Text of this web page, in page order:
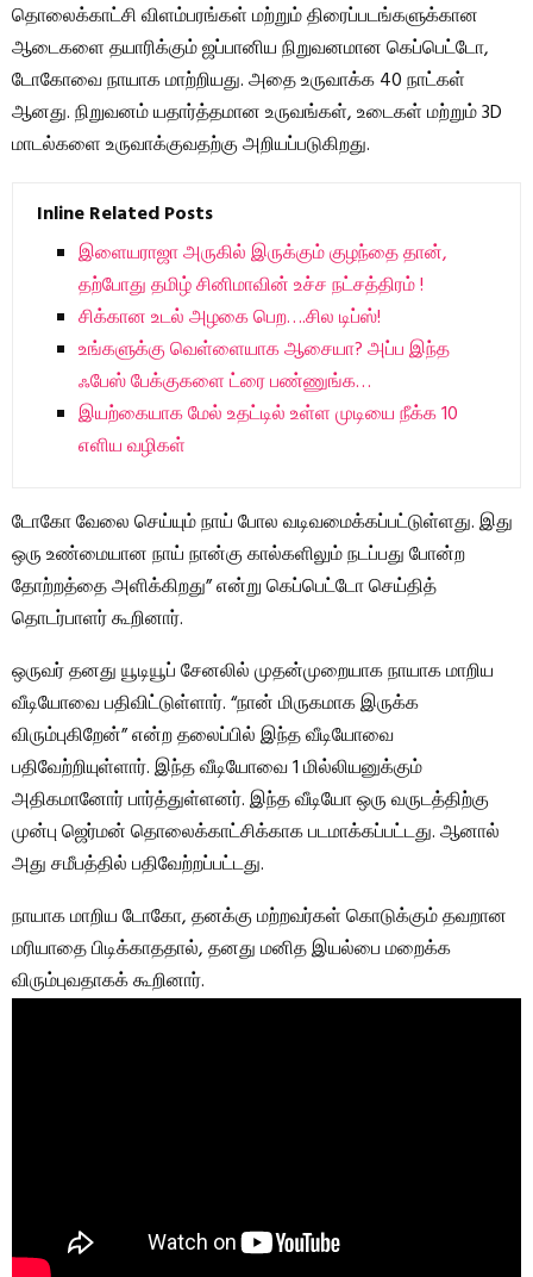
தொலைக்காட்சி விளம்பரங்கள் மற்றும் திரைப்படங்களுக்கான
ஆடைகளை தயாரிக்கும் ஜப்பானிய நிறுவனமான கெப்பெட்டோ,
டோகோவை நாயாக மாற்றியது. அதை உருவாக்க 40 நாட்கள்
ஆனது. நிறுவனம் யதார்த்தமான உருவங்கள், உடைகள் மற்றும் 3D
மாடல்களை உருவாக்குவதற்கு அறியப்படுகிறது.
Inline Related Posts
இளையராஜா அருகில் இருக்கும் குழந்தை தான்,
தற்போது தமிழ் சினிமாவின் உச்ச நட்சத்திரம் !
சிக்கான உடல் அழகை பெற….சில டிப்ஸ்!
உங்களுக்கு வெள்ளையாக ஆசையா? அப்ப இந்த
ஃபேஸ் பேக்குகளை ட்ரை பண்ணுங்க…
இயற்கையாக மேல் உதட்டில் உள்ள முடியை நீக்க 10
எளிய வழிகள்
டோகோ வேலை செய்யும் நாய் போல வடிவமைக்கப்பட்டுள்ளது. இது
ஒரு உண்மையான நாய் நான்கு கால்களிலும் நடப்பது போன்ற
தோற்றத்தை அளிக்கிறது” என்று கெப்பெட்டோ செய்தித்
தொடர்பாளர் கூறினார்.
ஒருவர் தனது யூடியூப் சேனலில் முதன்முறையாக நாயாக மாறிய
வீடியோவை பதிவிட்டுள்ளார். “நான் மிருகமாக இருக்க
விரும்புகிறேன்” என்ற தலைப்பில் இந்த வீடியோவை
பதிவேற்றியுள்ளார். இந்த வீடியோவை 1 மில்லியனுக்கும்
அதிகமானோர் பார்த்துள்ளனர். இந்த வீடியோ ஒரு வருடத்திற்கு
முன்பு ஜெர்மன் தொலைக்காட்சிக்காக படமாக்கப்பட்டது. ஆனால்
அது சமீபத்தில் பதிவேற்றப்பட்டது.
நாயாக மாறிய டோகோ, தனக்கு மற்றவர்கள் கொடுக்கும் தவறான
மரியாதை பிடிக்காததால், தனது மனித இயல்பை மறைக்க
விரும்புவதாகக் கூறினார்.